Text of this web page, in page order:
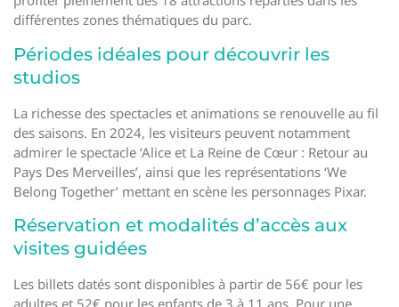
différentes zones thématiques du parc.
Périodes idéales pour découvrir les
studios
La richesse des spectacles et animations se renouvelle au fil
des saisons. En 2024, les visiteurs peuvent notamment
admirer le spectacle ‘Alice et La Reine de Cœur : Retour au
Pays Des Merveilles’, ainsi que les représentations ‘We
Belong Together’ mettant en scène les personnages Pixar.
Réservation et modalités d’accès aux
visites guidées
Les billets datés sont disponibles à partir de 56€ pour les